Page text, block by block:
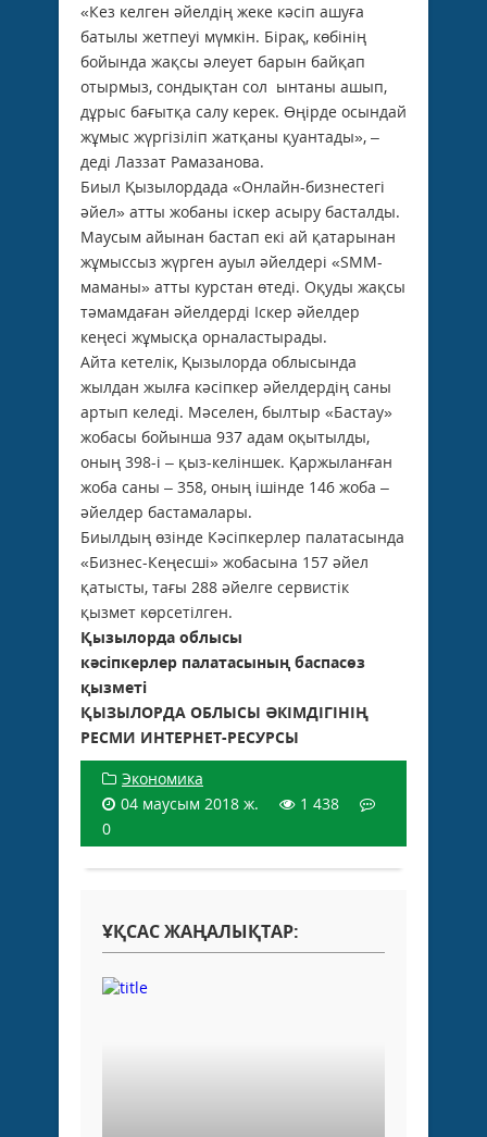
«Кез келген әйелдің жеке кәсіп ашуға
батылы жетпеуі мүмкін. Бірақ, көбінің
бойында жақсы әлеует барын байқап
отырмыз, сондықтан сол ынтаны ашып,
дұрыс бағытқа салу керек. Өңірде осындай
жұмыс жүргізіліп жатқаны қуантады», –
деді Лаззат Рамазанова.
Биыл Қызылордада «Онлайн-бизнестегі
әйел» атты жобаны іскер асыру басталды.
Маусым айынан бастап екі ай қатарынан
жұмыссыз жүрген ауыл әйелдері «SMM-
маманы» атты курстан өтеді. Оқуды жақсы
тәмамдаған әйелдерді Іскер әйелдер
кеңесі жұмысқа орналастырады.
Айта кетелік, Қызылорда облысында
жылдан жылға кәсіпкер әйелдердің саны
артып келеді. Мәселен, былтыр «Бастау»
жобасы бойынша 937 адам оқытылды,
оның 398-і – қыз-келіншек. Қаржыланған
жоба саны – 358, оның ішінде 146 жоба –
әйелдер бастамалары.
Биылдың өзінде Кәсіпкерлер палатасында
«Бизнес-Кеңесші» жобасына 157 әйел
қатысты, тағы 288 әйелге сервистік
қызмет көрсетілген.
Қызылорда облысы
кәсіпкерлер палатасының баспасөз
қызметі
ҚЫЗЫЛОРДА ОБЛЫСЫ ӘКІМДІГІНІҢ
РЕСМИ ИНТЕРНЕТ-РЕСУРСЫ
Экономика
04 маусым 2018 ж.
1 438
0
ҰҚСАС ЖАҢАЛЫҚТАР: